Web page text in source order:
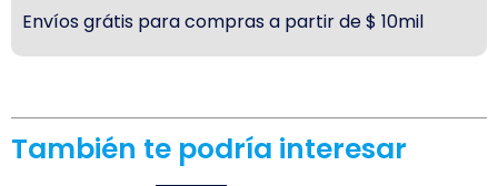
Envíos grátis para compras a partir de $ 10mil
También te podría interesar